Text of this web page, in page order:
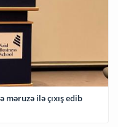
ilə çıxış edib